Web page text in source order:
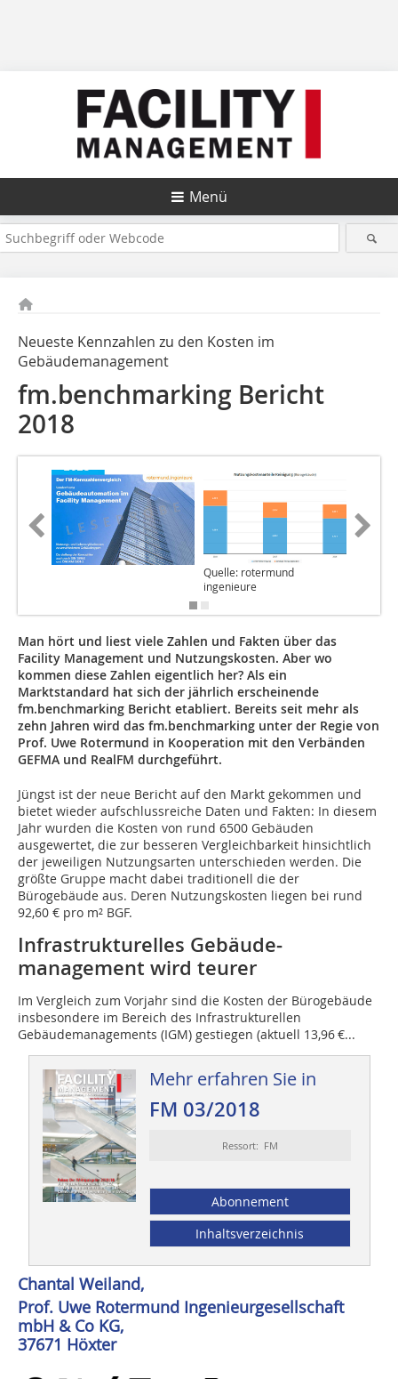
Menü
Neueste Kennzahlen zu den Kosten im
Gebäudemanagement
fm.benchmarking Bericht
2018
Quelle: rotermund
ingenieure
Man hört und liest viele Zahlen und Fakten über das
Facility Management und Nutzungs­kosten. Aber wo
kommen diese Zahlen eigentlich her? Als ein
Marktstandard hat sich der jährlich erscheinende
fm.benchmarking Bericht etabliert. Bereits seit mehr als
zehn Jahren wird das fm.benchmarking unter der Regie von
Prof. Uwe Rotermund in Koope­ration mit den Verbänden
GEFMA und RealFM durchgeführt.
Jüngst ist der neue Bericht auf den Markt gekommen und
bietet wieder aufschlussreiche Daten und Fakten: In diesem
Jahr wurden die Kosten von rund 6500 Gebäuden
ausgewertet, die zur besseren Vergleichbarkeit hinsichtlich
der jeweiligen Nutzungsarten unterschieden werden. Die
größte Gruppe macht dabei traditionell die der
Bürogebäude aus. Deren Nutzungskosten liegen bei rund
92,60 € pro m² BGF.
Infrastrukturelles Gebäude­
management wird teurer
Im Vergleich zum Vorjahr sind die Kosten der Bürogebäude
insbesondere im Bereich des Infrastrukturellen
Gebäudemanagements (IGM) gestiegen (aktuell 13,96 €...
Mehr erfahren Sie in
FM 03/2018
Ressort: FM
Abonnement
Inhaltsverzeichnis
Chantal Weiland,
Prof. Uwe Rotermund Ingenieur­gesellschaft
mbH & Co KG,
37671 Höxter